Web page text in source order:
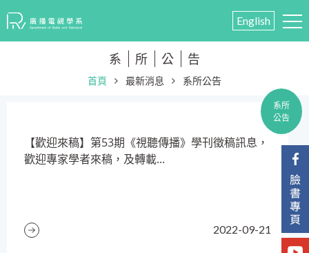
English
系 所 公 告
首頁 最新消息 系所公告
系所
公告
2022-09-21
​【歡迎來稿】第53期《視聽傳播》學刊徵稿訊息，
歡迎專家學者來稿，及轉載...